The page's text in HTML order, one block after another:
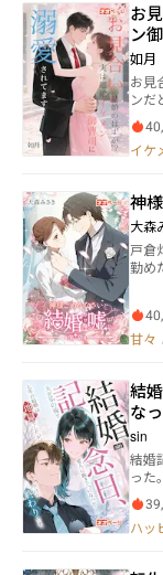
す。 この度、第1回「ネオページ・サポート・プログ
ラム
えに
あり
羽理
りで
れ。
ケー
と願掛け
元に
り不
L要
キャ
27） --------------------- ○表紙絵は市瀬雪さんに依頼し
まし
しま
お
ン
如月
お見
ンだ
で
さかの展
った！？ 甘やかされるどころ
け」
るようで… そんなある日
る
の話
司、
が徐
イケ
神
大森
戸倉
勤め
司。
強引
は、婚
悪感
灯
て、
しい
生き生き
ー、
って
命を
甘々
結
な
終
sin
結婚
った
を。 大勢の前で跪き、犬のように吠え、背中に乗られ
ても何一つ
人」
ハッ